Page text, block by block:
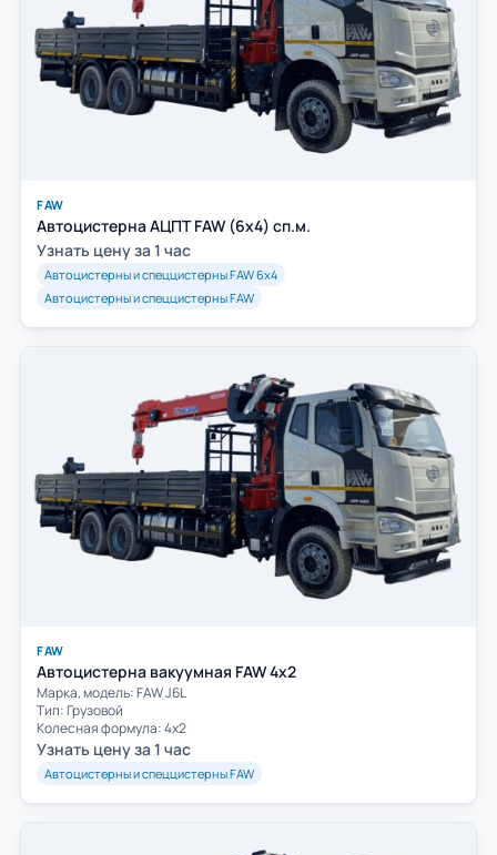
FAW
Автоцистерна АЦПТ FAW (6х4) сп.м.
Узнать цену за 1 час
Автоцистерны и спеццистерны FAW 6х4
Автоцистерны и спеццистерны FAW
FAW
Автоцистерна вакуумная FAW 4х2
Марка, модель: FAW J6L
Тип: Грузовой
Колесная формула: 4х2
Узнать цену за 1 час
Автоцистерны и спеццистерны FAW